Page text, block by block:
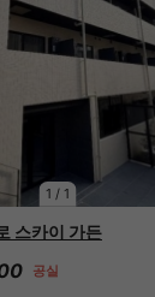
1 / 1
스카이 가든
공실